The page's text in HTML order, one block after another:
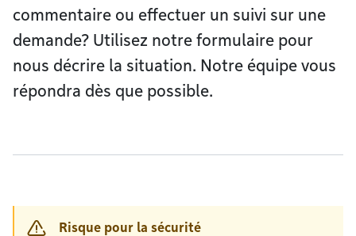
commentaire ou effectuer un suivi sur une
demande? Utilisez notre formulaire pour
nous décrire la situation. Notre équipe vous
répondra dès que possible.
Risque pour la sécurité